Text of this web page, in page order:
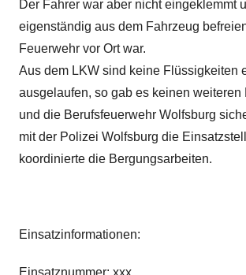
Der Fahrer war aber nicht eingeklemmt
eigenständig aus dem Fahrzeug
Feuerwehr vor Ort war.
Aus dem LKW sind keine Flüssigkeiten
ausgelaufen, so gab es keinen weiteren
und die Berufsfeuerwehr Wolfsburg
mit der Polizei Wolfsburg die
koordinierte die Bergungsarbeiten.
Einsatzinformationen:
Einsatznummer: xxx